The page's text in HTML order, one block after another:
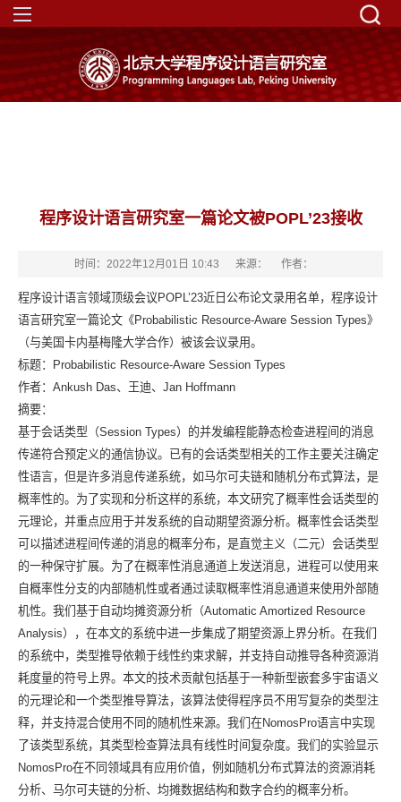
程序设计语言研究室一篇论文被POPL’23接收
时间：2022年12月01日 10:43 来源： 作者：
程序设计语言领域顶级会议POPL’23近日公布论文录用名单，程序设计
语言研究室一篇论文《Probabilistic Resource-Aware Session Types》
（与美国卡内基梅隆大学合作）被该会议录用。
标题：Probabilistic Resource-Aware Session Types
作者：Ankush Das、王迪、Jan Hoffmann
摘要：
基于会话类型（Session Types）的并发编程能静态检查进程间的消息
传递符合预定义的通信协议。已有的会话类型相关的工作主要关注确定
性语言，但是许多消息传递系统，如马尔可夫链和随机分布式算法，是
概率性的。为了实现和分析这样的系统，本文研究了概率性会话类型的
元理论，并重点应用于并发系统的自动期望资源分析。概率性会话类型
可以描述进程间传递的消息的概率分布，是直觉主义（二元）会话类型
的一种保守扩展。为了在概率性消息通道上发送消息，进程可以使用来
自概率性分支的内部随机性或者通过读取概率性消息通道来使用外部随
机性。我们基于自动均摊资源分析（Automatic Amortized Resource
Analysis），在本文的系统中进一步集成了期望资源上界分析。在我们
的系统中，类型推导依赖于线性约束求解，并支持自动推导各种资源消
耗度量的符号上界。本文的技术贡献包括基于一种新型嵌套多宇宙语义
的元理论和一个类型推导算法，该算法使得程序员不用写复杂的类型注
释，并支持混合使用不同的随机性来源。我们在NomosPro语言中实现
了该类型系统，其类型检查算法具有线性时间复杂度。我们的实验显示
NomosPro在不同领域具有应用价值，例如随机分布式算法的资源消耗
分析、马尔可夫链的分析、均摊数据结构和数字合约的概率分析。